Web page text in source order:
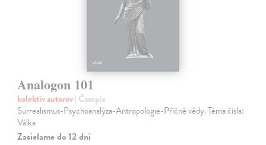
Analogon 101
kolektív autorov| Časopis
Surrealismus-Psychoanalýza-Antropologie-Příčné vědy. Téma čísla:
Válka
Zasielame do 12 dní